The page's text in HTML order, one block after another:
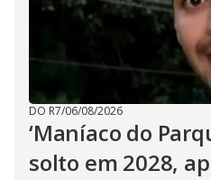
DO R7/06/08/2026
‘Maníaco do
solto em 2028,